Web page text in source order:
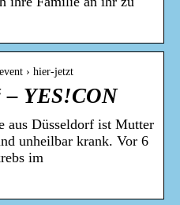
› hier-jetzt
– YES!CON
aus Düsseldorf ist Mutter
unheilbar krank. Vor 6
im